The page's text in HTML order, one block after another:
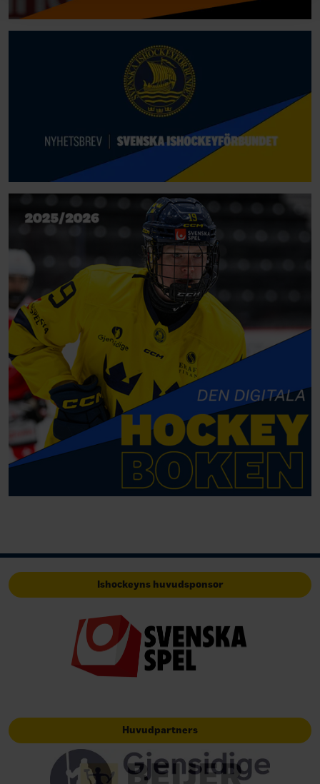
Ishockeyns huvudsponsor
Huvudpartners